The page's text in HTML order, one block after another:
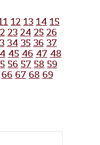
12 13 14 15
23 24 25 26
34 35 36 37
45 46 47 48
56 57 58 59
66 67 68 69